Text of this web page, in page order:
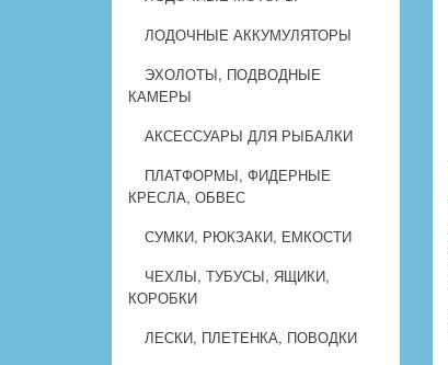
ЛОДОЧНЫЕ АККУМУЛЯТОРЫ
ЭХОЛОТЫ, ПОДВОДНЫЕ
КАМЕРЫ
АКСЕССУАРЫ ДЛЯ РЫБАЛКИ
ПЛАТФОРМЫ, ФИДЕРНЫЕ
КРЕСЛА, ОБВЕС
СУМКИ, РЮКЗАКИ, ЕМКОСТИ
ЧЕХЛЫ, ТУБУСЫ, ЯЩИКИ,
КОРОБКИ
ЛЕСКИ, ПЛЕТЕНКА, ПОВОДКИ